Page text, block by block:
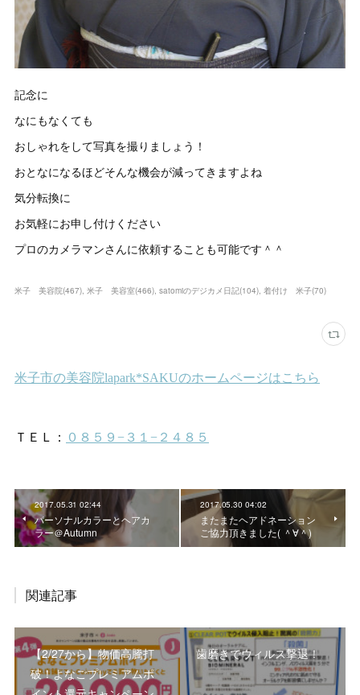
記念に
なにもなくても
おしゃれをして写真を撮りましょう！
おとなになるほどそんな機会が減ってきますよね
気分転換に
お気軽にお申し付けください
プロのカメラマンさんに依頼することも可能です＾＾
米子 美容院(467) 米子 美容室(466) satomiのデジカメ日記(104) 着付け 米子(70)
2017.05.31 02:44
パーソナルカラーとヘアカ
ラー＠Autumn
2017.05.30 04:02
またまたヘアドネーション
ご協力頂きました( ＾∀＾)
関連記事
【2/27から】物価高騰打
破！よなごプレミアムポ
歯磨きでウィルス撃退！